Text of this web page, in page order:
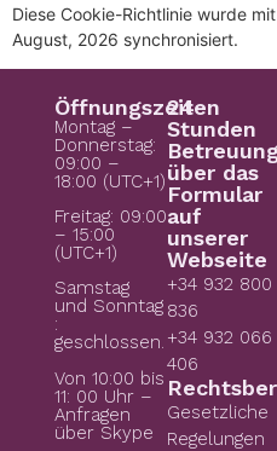
Diese Cookie-Richtlinie wurde mit
August, 2026 synchronisiert.
Öffnungszeiten
Montag –
Donnerstag:
09:00 –
18:00 (UTC+1)
Freitag: 09:00
– 15:00
(UTC+1)
Samstag
und Sonntag
:
geschlossen.
Von 10:00 bis
11: 00 Uhr –
Anfragen
über Skype
24
Stunden
über das
Formular
auf
unserer
Webseite
+34 932 800
836
+34 932 066
406
Gesetzliche
Regelungen